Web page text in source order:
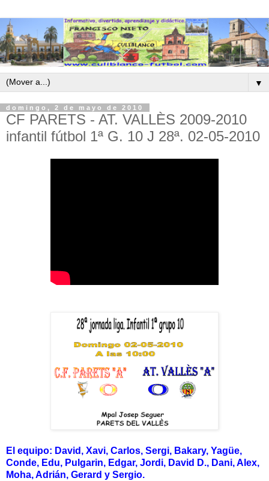
▼
domingo, 2 de mayo de 2010
CF PARETS - AT. VALLÈS 2009-2010
infantil fútbol 1ª G. 10 J 28ª. 02-05-2010
El equipo: David, Xavi, Carlos, Sergi, Bakary, Yagüe,
Conde, Edu, Pulgarin, Edgar, Jordi, David D., Dani, Alex,
Moha, Adrián, Gerard y Sergio.